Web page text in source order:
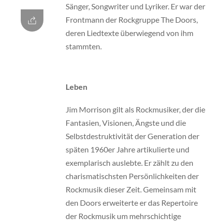
Sänger, Songwriter und Lyriker. Er war der
Frontmann der Rockgruppe The Doors,
deren Liedtexte überwiegend von ihm
stammten.
Leben
Jim Morrison gilt als Rockmusiker, der die
Fantasien, Visionen, Ängste und die
Selbstdestruktivität der Generation der
späten 1960er Jahre artikulierte und
exemplarisch auslebte. Er zählt zu den
charismatischsten Persönlichkeiten der
Rockmusik dieser Zeit. Gemeinsam mit
den Doors erweiterte er das Repertoire
der Rockmusik um mehrschichtige